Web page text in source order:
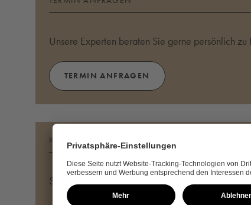
Unsere Experten beraten Sie gerne persönlich
TERMIN ANFRAGEN
KONTAKT ANFORDERN
Sie haben Fragen zum Unternehmen KLAFS oder